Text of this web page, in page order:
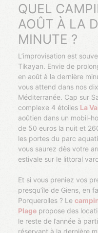
QUEL
AOÛT À LA
MINUTE ?
L’improvisation est souvent une bonne idée avec
Tikayan. Envie de
en août à la dernière
vous attend dans nos
Méditerranée. Cap sur
complexe 4 étoiles La
aoûtien dans un mobil-
de 50 euros la nuit et
les portes du parc
vous saurez dès votre
estivale sur le littoral
Et si vous preniez vos
presqu’île de Giens, en
Porquerolles ? Le
Plage propose des
le reste de l’année à
réservant à la dernière